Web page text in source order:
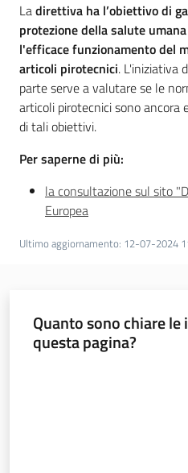
Ladirettiva ha l’obiettivo di
protezione della salute
l'efficace funzionamento del
articoli pirotecnici. L'iniziativa
parte serve a valutare se le
articoli pirotecnici sono ancora
di tali obiettivi.
Per saperne di più:
la consultazione sul sito
Europea
Ultimo aggiornamento: 12-07-2024
Quanto sono chiare
questa pagina?